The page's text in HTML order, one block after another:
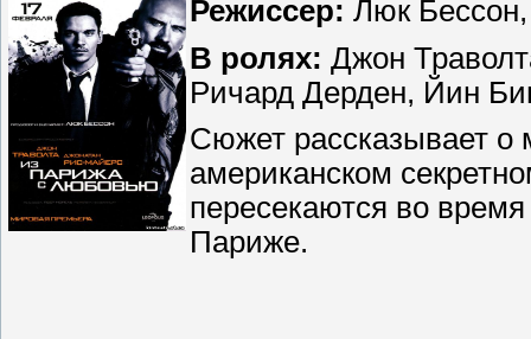
Режиссер: Люк
В ролях: Джон
Ричард Дерден, Йин
Сюжет рассказывает о
американском
пересекаются во
Париже.